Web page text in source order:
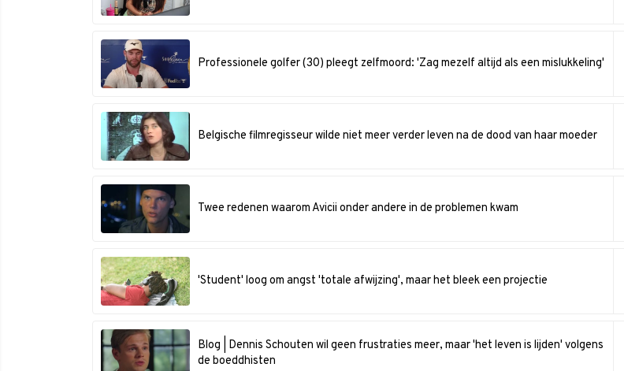
Professionele golfer (30) pleegt zelfmoord: 'Zag mezelf altijd als een mislukkeling'
Belgische filmregisseur wilde niet meer verder leven na de dood van haar moeder
Twee redenen waarom Avicii onder andere in de problemen kwam
'Student' loog om angst 'totale afwijzing', maar het bleek een projectie
Blog | Dennis Schouten wil geen frustraties meer, maar 'het leven is lijden' volgens
de boeddhisten